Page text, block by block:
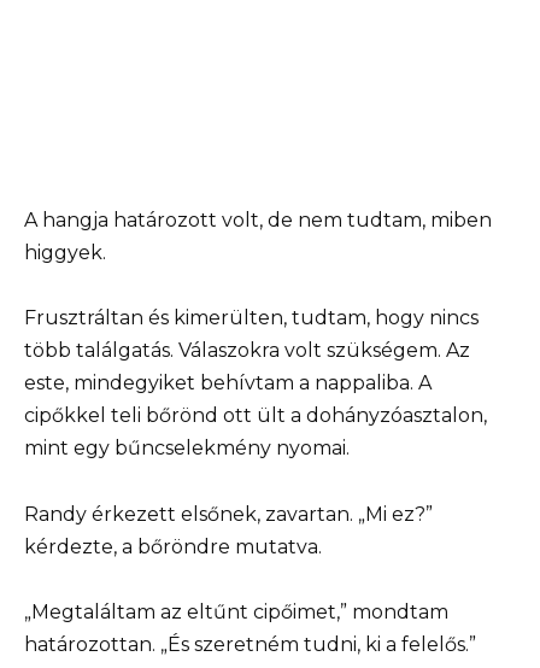
A hangja határozott volt, de nem tudtam, miben
higgyek.
Frusztráltan és kimerülten, tudtam, hogy nincs
több találgatás. Válaszokra volt szükségem. Az
este, mindegyiket behívtam a nappaliba. A
cipőkkel teli bőrönd ott ült a dohányzóasztalon,
mint egy bűncselekmény nyomai.
Randy érkezett elsőnek, zavartan. „Mi ez?”
kérdezte, a bőröndre mutatva.
„Megtaláltam az eltűnt cipőimet,” mondtam
határozottan. „És szeretném tudni, ki a felelős.”